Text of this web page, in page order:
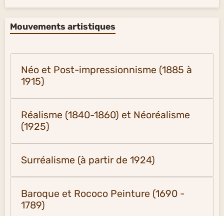
Mouvements artistiques
Néo et Post-impressionnisme (1885 à
1915)
Réalisme (1840-1860) et Néoréalisme
(1925)
Surréalisme (à partir de 1924)
Baroque et Rococo Peinture (1690 -
1789)